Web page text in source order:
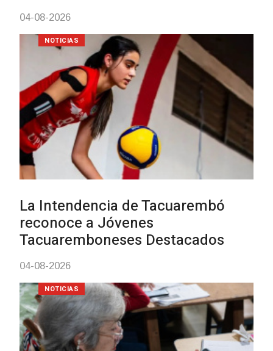
Actualización sobre la agenda de
vacunación contra el
meningococo
03-08-2026
UTE hizo llamado laboral para
personas en situación de
discapacidad
03-08-2026
NOTICIAS